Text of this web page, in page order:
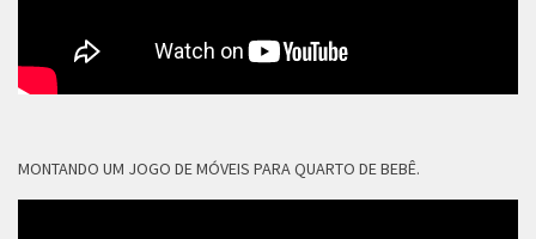
MONTANDO UM JOGO DE MÓVEIS PARA QUARTO DE BEBÊ.